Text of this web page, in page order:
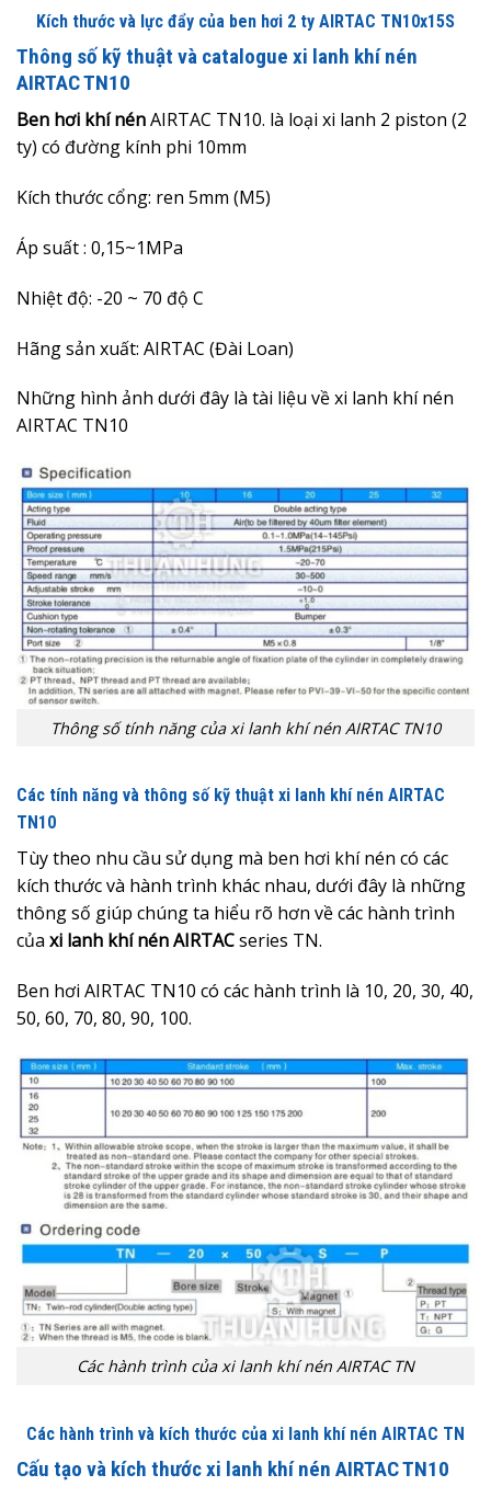
Kích thước và lực đẩy của ben hơi 2 ty AIRTAC TN10x15S
Thông số kỹ thuật và catalogue xi lanh khí nén
AIRTAC TN10
Ben hơi khí nénAIRTAC TN10. là loại xi lanh 2 piston (2
ty) có đường kính phi 10mm
Kích thước cổng: ren 5mm (M5)
Áp suất : 0,15~1MPa
Nhiệt độ: -20 ~ 70 độ C
Hãng sản xuất: AIRTAC (Đài Loan)
Những hình ảnh dưới đây là tài liệu về xi lanh khí nén
AIRTAC TN10
Thông số tính năng của xi lanh khí nén AIRTAC TN10
Các tính năng và thông số kỹ thuật xi lanh khí nén AIRTAC
TN10
Tùy theo nhu cầu sử dụng mà ben hơi khí nén có các
kích thước và hành trình khác nhau, dưới đây là những
thông số giúp chúng ta hiểu rõ hơn về các hành trình
của xi lanh khí nén AIRTACseries TN.
Ben hơi AIRTAC TN10 có các hành trình là 10, 20, 30, 40,
50, 60, 70, 80, 90, 100.
Các hành trình của xi lanh khí nén AIRTAC TN
Các hành trình và kích thước của xi lanh khí nén AIRTAC TN
Cấu tạo và kích thước xi lanh khí nén AIRTAC TN10